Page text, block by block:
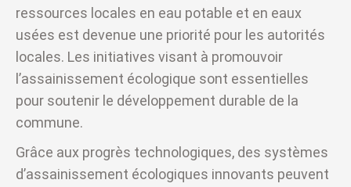
ressources locales en eau potable et en eaux
usées est devenue une priorité pour les autorités
locales. Les initiatives visant à promouvoir
l’assainissement écologique sont essentielles
pour soutenir le développement durable de la
commune.
Grâce aux progrès technologiques, des systèmes
d’assainissement écologiques innovants peuvent